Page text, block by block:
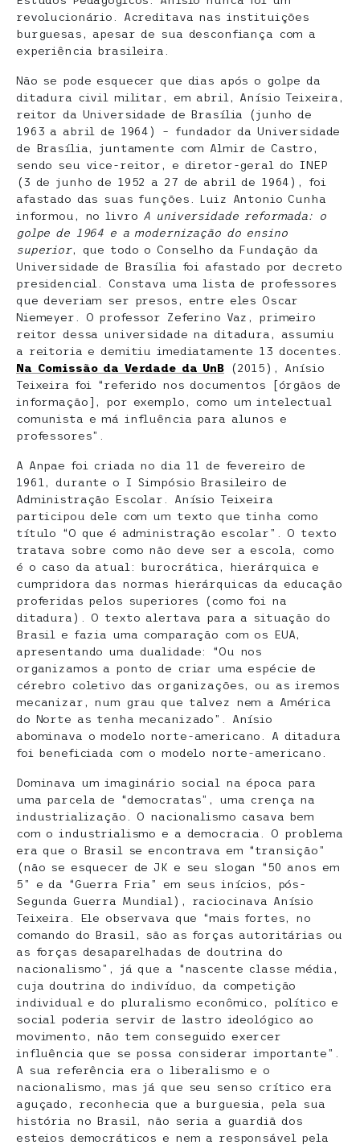
revolucionário. Acreditava nas instituições
burguesas, apesar de sua desconfiança com a
experiência brasileira.
Não se pode esquecer que dias após o golpe da
ditadura civil militar, em abril, Anísio Teixeira,
reitor da Universidade de Brasília (junho de
1963 a abril de 1964) – fundador da Universidade
de Brasília, juntamente com Almir de Castro,
sendo seu vice-reitor, e diretor-geral do INEP
(3 de junho de 1952 a 27 de abril de 1964), foi
afastado das suas funções. Luiz Antonio Cunha
informou, no livro A universidade reformada: o
golpe de 1964 e a modernização do ensino
superior, que todo o Conselho da Fundação da
Universidade de Brasília foi afastado por decreto
presidencial. Constava uma lista de professores
que deveriam ser presos, entre eles Oscar
Niemeyer. O professor Zeferino Vaz, primeiro
reitor dessa universidade na ditadura, assumiu
a reitoria e demitiu imediatamente 13 docentes.
Na Comissão da Verdade da UnB(2015), Anísio
Teixeira foi “referido nos documentos [órgãos de
informação], por exemplo, como um intelectual
comunista e má influência para alunos e
professores”.
A Anpae foi criada no dia 11 de fevereiro de
1961, durante o I Simpósio Brasileiro de
Administração Escolar. Anísio Teixeira
participou dele com um texto que tinha como
título “O que é administração escolar”. O texto
tratava sobre como não deve ser a escola, como
é o caso da atual: burocrática, hierárquica e
cumpridora das normas hierárquicas da educação
proferidas pelos superiores (como foi na
ditadura). O texto alertava para a situação do
Brasil e fazia uma comparação com os EUA,
apresentando uma dualidade: “Ou nos
organizamos a ponto de criar uma espécie de
cérebro coletivo das organizações, ou as iremos
mecanizar, num grau que talvez nem a América
do Norte as tenha mecanizado”. Anísio
abominava o modelo norte-americano. A ditadura
foi beneficiada com o modelo norte-americano.
Dominava um imaginário social na época para
uma parcela de “democratas”, uma crença na
industrialização. O nacionalismo casava bem
com o industrialismo e a democracia. O problema
era que o Brasil se encontrava em “transição”
(não se esquecer de JK e seu slogan “50 anos em
5” e da “Guerra Fria” em seus inícios, pós-
Segunda Guerra Mundial), raciocinava Anísio
Teixeira. Ele observava que “mais fortes, no
comando do Brasil, são as forças autoritárias ou
as forças desaparelhadas de doutrina do
nacionalismo”, já que a “nascente classe média,
cuja doutrina do indivíduo, da competição
individual e do pluralismo econômico, político e
social poderia servir de lastro ideológico ao
movimento, não tem conseguido exercer
influência que se possa considerar importante”.
A sua referência era o liberalismo e o
nacionalismo, mas já que seu senso crítico era
aguçado, reconhecia que a burguesia, pela sua
história no Brasil, não seria a guardiã dos
esteios democráticos e nem a responsável pela